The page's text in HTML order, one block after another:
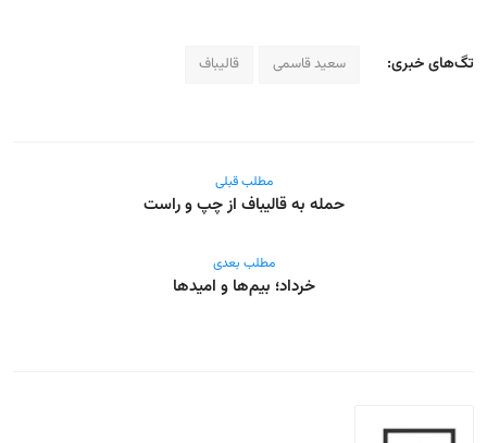
تگ‌های خبری: سعید قاسمی قالیباف
مطلب قبلی
حمله به قالیباف از چپ و راست
مطلب بعدی
خرداد؛ بیم‌ها و امیدها